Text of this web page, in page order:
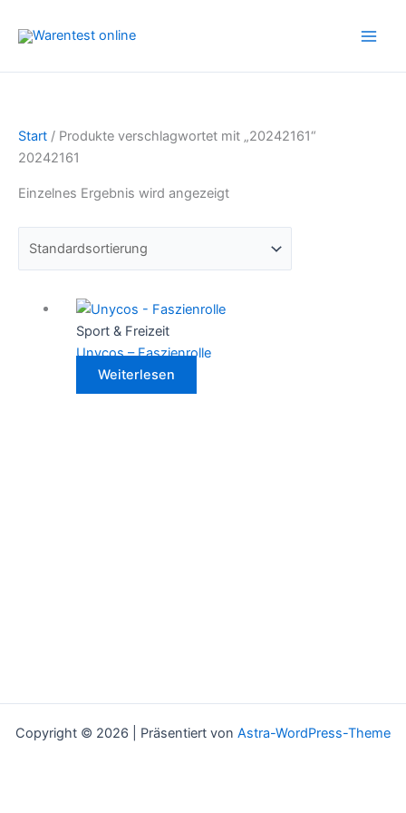
Inhalt
Start / Produkte verschlagwortet mit „20242161“
20242161
Einzelnes Ergebnis wird angezeigt
Sport & Freizeit
Unycos – Faszienrolle
Weiterlesen
Copyright © 2026 | Präsentiert von Astra-WordPress-Theme